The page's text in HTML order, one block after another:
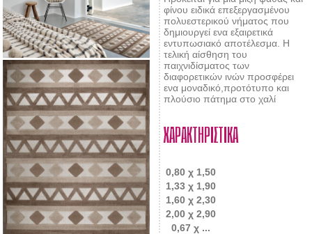
φίνου ειδικά επεξεργασμένου
πολυεστερικού νήματος που
δημιουργεί ενα εξαιρετικά
εντυπωσιακό αποτέλεσμα. Η
τελική αίσθηση του
παιχνιδίσματος των
διαφορετικών ινών προσφέρει
ενα μοναδικό,προτότυπο και
πλούσιο πάτημα στο χαλί
ΧΑΡΑΚΤΗΡΙΣΤΙΚΑ
0,80 χ 1,50
1,33 χ 1,90
1,60 χ 2,30
2,00 χ 2,90
0,67 χ ...